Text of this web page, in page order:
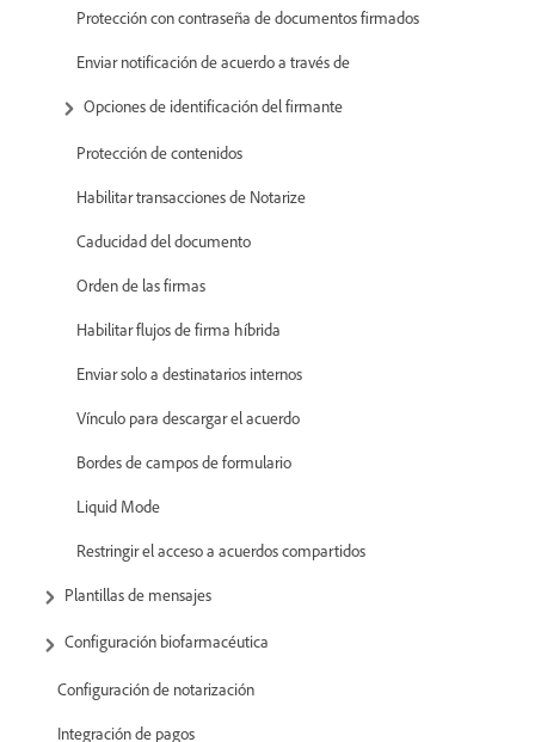
Protección con contraseña de documentos firmados
Enviar notificación de acuerdo a través de
Opciones de identificación del firmante
Protección de contenidos
Habilitar transacciones de Notarize
Caducidad del documento
Orden de las firmas
Habilitar flujos de firma híbrida
Enviar solo a destinatarios internos
Vínculo para descargar el acuerdo
Bordes de campos de formulario
Liquid Mode
Restringir el acceso a acuerdos compartidos
Plantillas de mensajes
Configuración biofarmacéutica
Configuración de notarización
Integración de pagos